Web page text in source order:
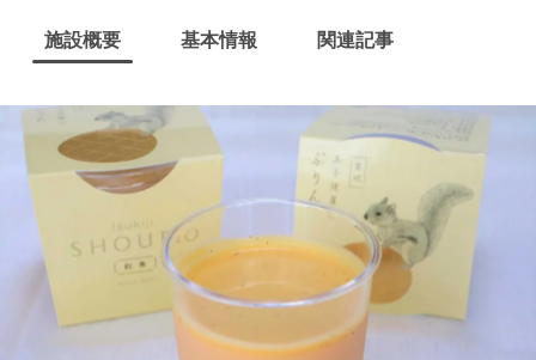
施設概要 基本情報 関連記事